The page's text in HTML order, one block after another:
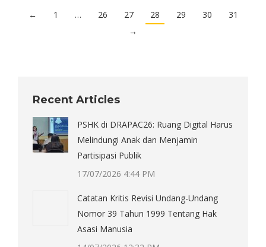
← 1 … 26 27 28 29 30
31
→
Recent Articles
PSHK di DRAPAC26: Ruang Digital Harus
Melindungi Anak dan Menjamin
Partisipasi Publik
17/07/2026 4:44 PM
Catatan Kritis Revisi Undang-Undang
Nomor 39 Tahun 1999 Tentang Hak
Asasi Manusia